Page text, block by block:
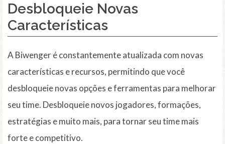
Desbloqueie Novas
Características
A Biwenger é constantemente atualizada com novas
características e recursos, permitindo que você
desbloqueie novas opções e ferramentas para melhorar
seu time. Desbloqueie novos jogadores, formações,
estratégias e muito mais, para tornar seu time mais
forte e competitivo.